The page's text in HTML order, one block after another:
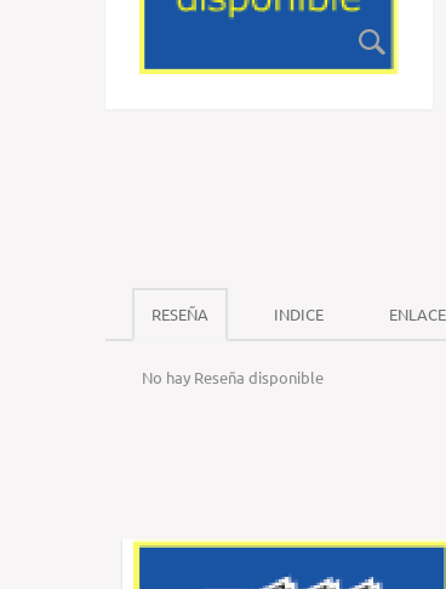
RESEÑA INDICE
No hay Reseña disponible